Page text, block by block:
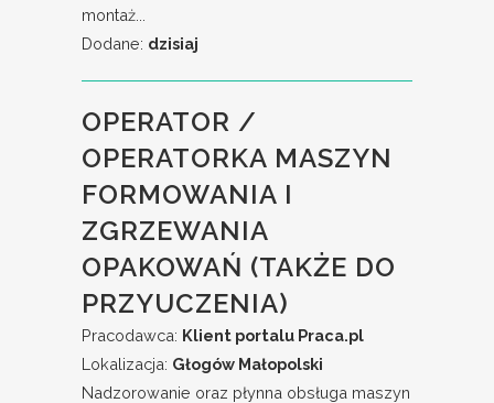
montaż...
Dodane: dzisiaj
OPERATOR /
OPERATORKA MASZYN
FORMOWANIA I
ZGRZEWANIA
OPAKOWAŃ (TAKŻE DO
PRZYUCZENIA)
Pracodawca: Klient portalu Praca.pl
Lokalizacja: Głogów Małopolski
Nadzorowanie oraz płynna obsługa maszyn